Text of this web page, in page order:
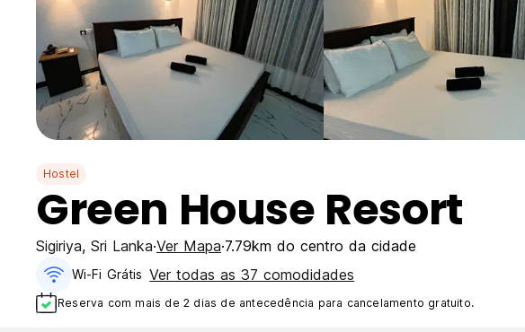
Hostel
Green House Resort
Sigiriya, Sri Lanka Ver Mapa 7.79km do centro da cidade
Wi-Fi Grátis Ver todas as 37 comodidades
Reserva com mais de 2 dias de antecedência para cancelamento gratuito.